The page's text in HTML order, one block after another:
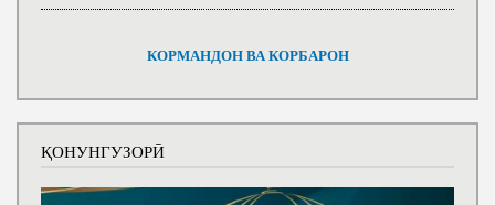
КОРМАНДОН ВА КОРБАРОН
ҚОНУНГУЗОРӢ